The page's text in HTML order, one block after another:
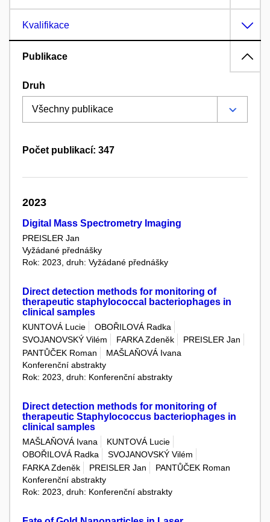
Kvalifikace
Publikace
Druh
Počet publikací: 347
2023
Digital Mass Spectrometry Imaging
PREISLER Jan
Vyžádané přednášky
Rok: 2023, druh: Vyžádané přednášky
Direct detection methods for monitoring of
therapeutic staphylococcal bacteriophages in
clinical samples
KUNTOVÁ Lucie
OBOŘILOVÁ Radka
SVOJANOVSKÝ Vilém
FARKA Zdeněk
PREISLER Jan
PANTŮČEK Roman
MAŠLAŇOVÁ Ivana
Konferenční abstrakty
Rok: 2023, druh: Konferenční abstrakty
Direct detection methods for monitoring of
therapeutic Staphylococcus bacteriophages in
clinical samples
MAŠLAŇOVÁ Ivana
KUNTOVÁ Lucie
OBOŘILOVÁ Radka
SVOJANOVSKÝ Vilém
FARKA Zdeněk
PREISLER Jan
PANTŮČEK Roman
Konferenční abstrakty
Rok: 2023, druh: Konferenční abstrakty